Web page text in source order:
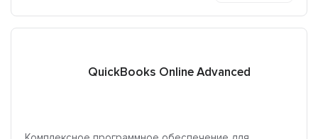
QuickBooks Online Advanced